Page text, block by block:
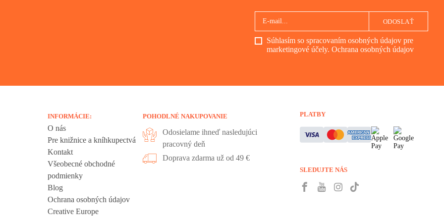
Súhlasím so spracovaním osobných údajov pre
marketingové účely. Ochrana osobných údajov
ODOSLAŤ
INFORMÁCIE:
O nás
Pre knižnice a kníhkupectvá
Kontakt
Všeobecné obchodné
podmienky
Blog
Ochrana osobných údajov
Creative Europe
POHODLNÉ NAKUPOVANIE
Odosielame ihneď nasledujúci
pracovný deň
Doprava zdarma už od 49 €
PLATBY
SLEDUJTE NÁS